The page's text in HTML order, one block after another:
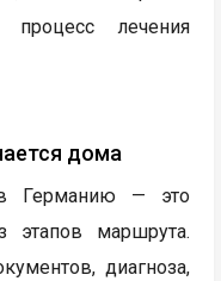
лечения
дома
Германию — это
маршрута.
диагноза,